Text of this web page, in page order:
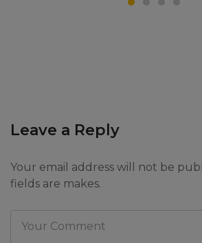
Leave a Reply
Your email address will not be
fields are makes.